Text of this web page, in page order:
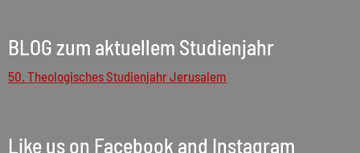
BLOG zum aktuellem Studienjahr
50. Theologisches Studienjahr Jerusalem
Like us on Facebook and Instagram